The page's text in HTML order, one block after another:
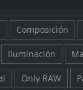
Composición
Iluminación
Only RAW